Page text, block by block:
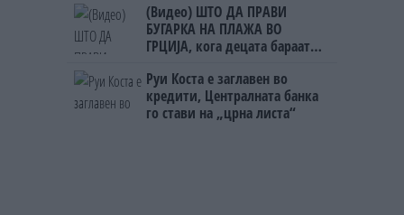
(Видео) ШТО ДА ПРАВИ
БУГАРКА НА ПЛАЖА ВО
ГРЦИЈА, кога децата бараат
Руи Коста е заглавен во
кредити, Централната банка
го стави на „црна листа“